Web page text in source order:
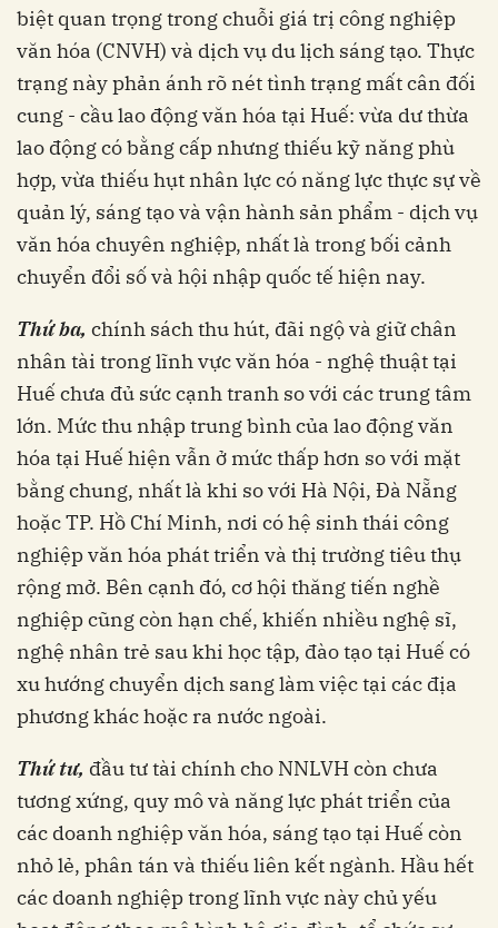
biệt quan trọng trong chuỗi giá trị công nghiệp
văn hóa (CNVH) và dịch vụ du lịch sáng tạo. Thực
trạng này phản ánh rõ nét tình trạng mất cân đối
cung - cầu lao động văn hóa tại Huế: vừa dư thừa
lao động có bằng cấp nhưng thiếu kỹ năng phù
hợp, vừa thiếu hụt nhân lực có năng lực thực sự về
quản lý, sáng tạo và vận hành sản phẩm - dịch vụ
văn hóa chuyên nghiệp, nhất là trong bối cảnh
chuyển đổi số và hội nhập quốc tế hiện nay.
Thứ ba, chính sách thu hút, đãi ngộ và giữ chân
nhân tài trong lĩnh vực văn hóa - nghệ thuật tại
Huế chưa đủ sức cạnh tranh so với các trung tâm
lớn. Mức thu nhập trung bình của lao động văn
hóa tại Huế hiện vẫn ở mức thấp hơn so với mặt
bằng chung, nhất là khi so với Hà Nội, Đà Nẵng
hoặc TP. Hồ Chí Minh, nơi có hệ sinh thái công
nghiệp văn hóa phát triển và thị trường tiêu thụ
rộng mở. Bên cạnh đó, cơ hội thăng tiến nghề
nghiệp cũng còn hạn chế, khiến nhiều nghệ sĩ,
nghệ nhân trẻ sau khi học tập, đào tạo tại Huế có
xu hướng chuyển dịch sang làm việc tại các địa
phương khác hoặc ra nước ngoài.
Thứ tư, đầu tư tài chính cho NNLVH còn chưa
tương xứng, quy mô và năng lực phát triển của
các doanh nghiệp văn hóa, sáng tạo tại Huế còn
nhỏ lẻ, phân tán và thiếu liên kết ngành. Hầu hết
các doanh nghiệp trong lĩnh vực này chủ yếu